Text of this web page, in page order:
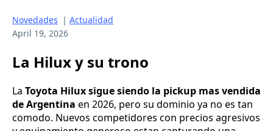
Novedades | Actualidad
April 19, 2026
La Hilux y su trono
La Toyota Hilux sigue siendo la pickup mas vendida
de Argentina en 2026, pero su dominio ya no es tan
comodo. Nuevos competidores con precios agresivos